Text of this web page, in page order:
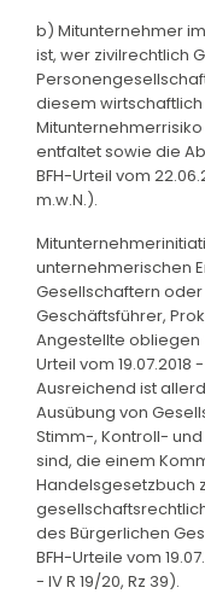
b) Mitunternehmer im
ist, wer zivilrechtlich
diesem
entfaltet sowie die
BFH-Urteil vom
m.w.N.).
unternehmerischen
Gesellschaftern
Geschäftsführer,
Angestellte obliegen
Urteil vom 19.07.2018 -
Ausreichend ist
Ausübung von
Stimm-, Kontroll-
sind, die einem
Handelsgesetzbuch
des Bürgerlichen
BFH-Urteile vom
- IV R 19/20, Rz 39).